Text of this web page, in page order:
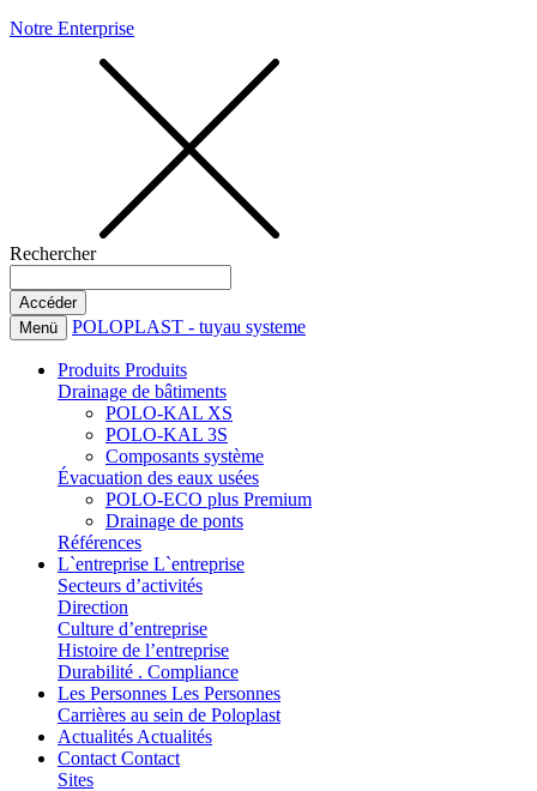
Notre Enterprise
Rechercher
Menü POLOPLAST - tuyau systeme
Produits Produits
Drainage de bâtiments
POLO-KAL XS
POLO-KAL 3S
Composants système
Évacuation des eaux usées
POLO-ECO plus Premium
Drainage de ponts
Références
L`entreprise L`entreprise
Secteurs d’activités
Direction
Culture d’entreprise
Histoire de l’entreprise
Durabilité . Compliance
Les Personnes Les Personnes
Carrières au sein de Poloplast
Actualités Actualités
Contact Contact
Sites